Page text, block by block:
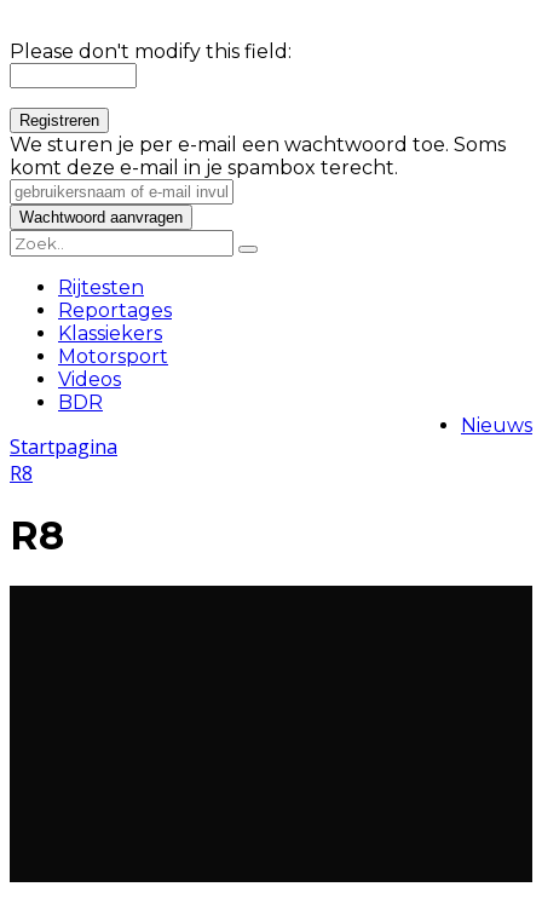
Please don't modify this field:
We sturen je per e-mail een wachtwoord toe. Soms
komt deze e-mail in je spambox terecht.
Rijtesten
Reportages
Klassiekers
Motorsport
Videos
BDR
Nieuws
Startpagina
R8
R8